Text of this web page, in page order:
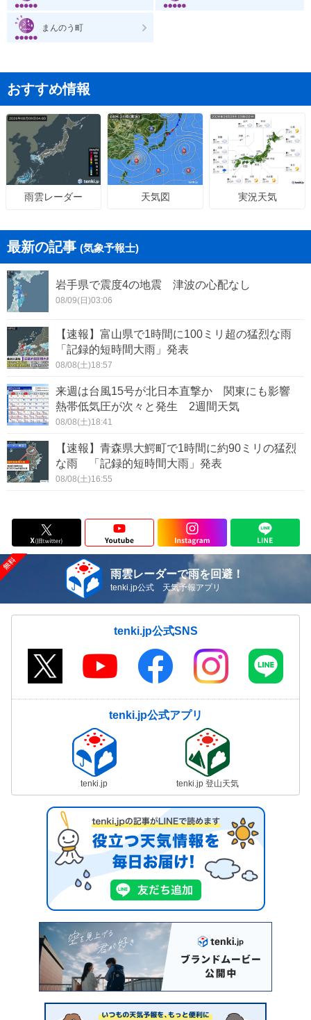
まんのう町
おすすめ情報
雨雲レーダー 天気図 実況天気
最新の記事 (気象予報士)
岩手県で震度4の地震 津波の心配なし
08/09(日)03:06
【速報】富山県で1時間に100ミリ超の猛烈な雨
「記録的短時間大雨」発表
08/08(土)18:57
来週は台風15号が北日本直撃か 関東にも影響
熱帯低気圧が次々と発生 2週間天気
08/08(土)18:41
【速報】青森県大鰐町で1時間に約90ミリの猛烈
な雨 「記録的短時間大雨」発表
08/08(土)16:55
雨雲レーダーで雨を回避！
tenki.jp公式 天気予報アプリ
tenki.jp公式SNS
tenki.jp公式アプリ
tenki.jp tenki.jp 登山天気